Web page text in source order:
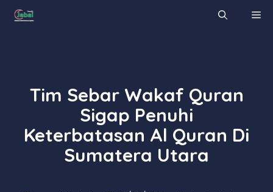
Skip
Tim Sebar Wakaf Quran
Sigap Penuhi
Keterbatasan Al Quran Di
Sumatera Utara